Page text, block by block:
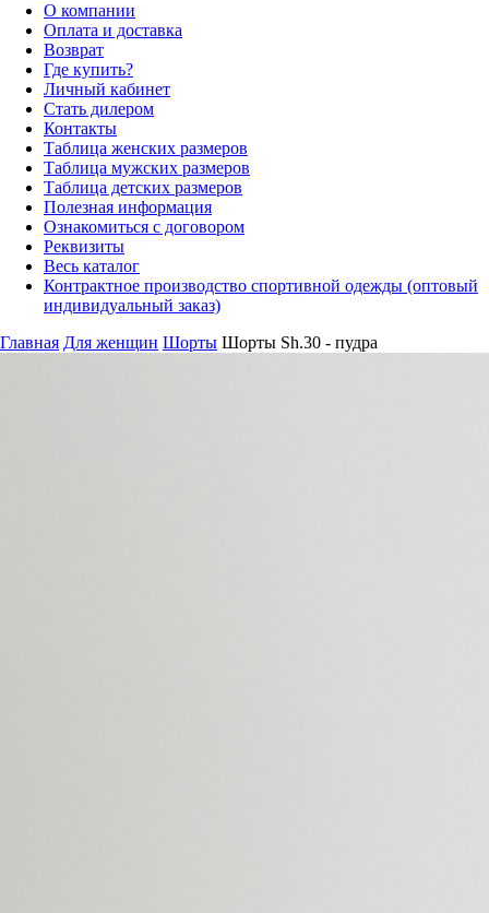
О компании
Оплата и доставка
Возврат
Где купить?
Личный кабинет
Стать дилером
Контакты
Таблица женских размеров
Таблица мужских размеров
Таблица детских размеров
Полезная информация
Ознакомиться с договором
Реквизиты
Весь каталог
Контрактное производство спортивной одежды (оптовый
индивидуальный заказ)
Главная Для женщин Шорты Шорты Sh.30 - пудра